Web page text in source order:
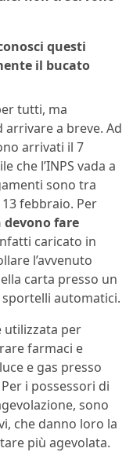
questi
il bucato
tutti, ma
arrivare a breve. Ad
arrivati il 7
che l’INPS vada a
sono tra
febbraio. Per
fare
caricato in
l’avvenuto
carta presso un
automatici.
utilizzata per
farmaci e
e gas presso
i possessori di
sono
che danno loro la
più agevolata.